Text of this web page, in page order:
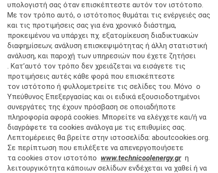
υπολογιστή σας όταν επισκέπτεστε αυτόν τον ιστότοπο.
Με τον τρόπο αυτό, ο ιστότοπος θυμάται τις ενέργειές σας
και τις προτιμήσεις σας για ένα χρονικό διάστημα,
προκειμένου να υπάρχει πχ. εξατομίκευση διαδικτυακών
διαφημίσεων, ανάλυση επισκεψιμότητας ή άλλη στατιστική
ανάλυση, και παροχή των υπηρεσιών που έχετε ζητήσει
. Κατ’αυτό τον τρόπο δεν χρειάζεται να εισάγετε τις
προτιμήσεις αυτές κάθε φορά που επισκέπτεστε
τον ιστότοπο ή φυλλομετρείτε τις σελίδες του. Mόνο o
Yπεύθυνος Επεξεργασίας και οι ειδικά εξουσιοδοτημένοι
συνεργάτες της έχουν πρόσβαση σε οποιαδήποτε
πληροφορία αφορά cookies. Mπορείτε να ελέγχετε και/ή να
διαγράφετε τα cookies ανάλογα με τις επιθυμίες σας.
Λεπτομέρειες θα βρείτε στην ιστοσελίδα: aboutcookies.org.
Σε περίπτωση που επιλέξετε να απενεργοποιήσετε
τα cookies στον ιστοτόπο www.technicoolenergy.grη
λειτουργικότητα κάποιων σελίδων ενδέχεται να χαθεί ή να